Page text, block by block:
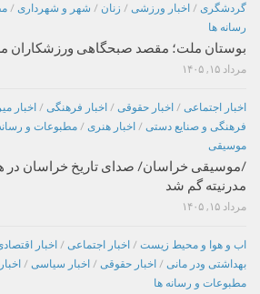
گردشگری / اخبار ورزشی / زنان / شهر و شهرداری /
رسانه ها
بوستان ملت؛ مقصد صبحگاهی ورزشکاران
مرداد ۱۵, ۱۴۰۵
اخبار اجتماعی / اخبار حقوقی / اخبار فرهنگی / اخبار
فرهنگی و صنایع دستی / اخبار هنری / مطبوعات و
موسیقی
/موسیقی خراسان/ صدای تاریخ خراسان در
مدرنیته گم شد
مرداد ۱۵, ۱۴۰۵
اب و هوا و محیط زیست / اخبار اجتماعی / اخبار
بهداشتی ودر مانی / اخبار حقوقی / اخبار سیاسی /
مطبوعات و رسانه ها